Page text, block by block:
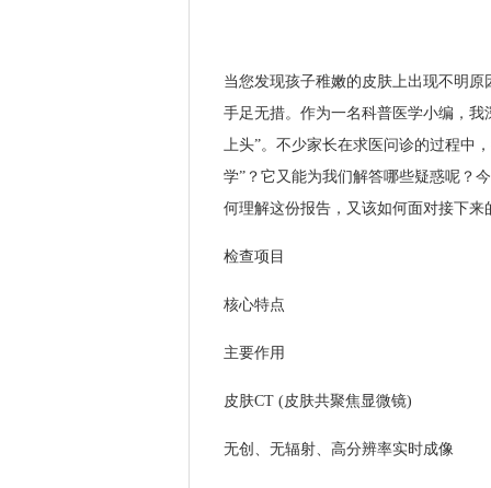
当您发现孩子稚嫩的皮肤上出现不明
手足无措。作为一名科普医学小编，
上头”。不少家长在求医问诊的过程中
学”？它又能为我们解答哪些疑惑呢？
何理解这份报告，又该如何面对接下来
检查项目
核心特点
主要作用
皮肤CT (皮肤共聚焦显微镜)
无创、无辐射、高分辨率实时成像